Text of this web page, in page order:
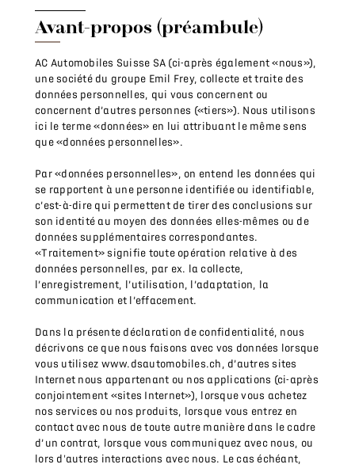
Avant-propos (préambule)
AC Automobiles Suisse SA (ci-après également «nous»),
une société du groupe Emil Frey, collecte et traite des
données personnelles, qui vous concernent ou
concernent d’autres personnes («tiers»). Nous utilisons
ici le terme «données» en lui attribuant le même sens
que «données personnelles».
Par «données personnelles», on entend les données qui
se rapportent à une personne identifiée ou identifiable,
c’est-à-dire qui permettent de tirer des conclusions sur
son identité au moyen des données elles-mêmes ou de
données supplémentaires correspondantes.
«Traitement» signifie toute opération relative à des
données personnelles, par ex. la collecte,
l’enregistrement, l’utilisation, l’adaptation, la
communication et l’effacement.
Dans la présente déclaration de confidentialité, nous
décrivons ce que nous faisons avec vos données lorsque
vous utilisez www.dsautomobiles.ch, d’autres sites
Internet nous appartenant ou nos applications (ci-après
conjointement «sites Internet»), lorsque vous achetez
nos services ou nos produits, lorsque vous entrez en
contact avec nous de toute autre manière dans le cadre
d’un contrat, lorsque vous communiquez avec nous, ou
lors d'autres interactions avec nous. Le cas échéant,